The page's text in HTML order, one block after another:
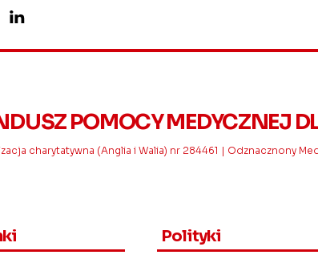
POMOCY MEDYCZNEJ
charytatywna (Anglia i Walia) nr 284461 | Odznacznony
Polityki